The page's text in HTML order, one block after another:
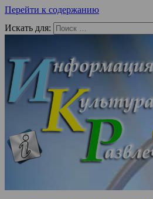
Перейти к содержанию
Искать для: